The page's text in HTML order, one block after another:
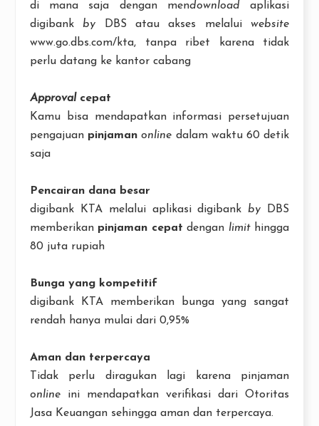
di mana saja dengan mendownload aplikasi
digibank by DBS atau akses melaluiwebsite
www.go.dbs.com/kta, tanpa ribet karena tidak
perlu datang ke kantor cabang
Approvalcepat
Kamu bisa mendapatkan informasi persetujuan
pengajuan pinjaman online dalam waktu 60 detik
saja
Pencairan dana besar
digibank KTA melalui aplikasi digibank by DBS
memberikan pinjaman cepat dengan limithingga
80 juta rupiah
Bunga yang kompetitif
digibank KTA memberikan bunga yang sangat
rendah hanya mulai dari 0,95%
Aman dan terpercaya
Tidak perlu diragukan lagi karena pinjaman
online ini mendapatkan verifikasi dari Otoritas
Jasa Keuangan sehingga aman dan terpercaya.